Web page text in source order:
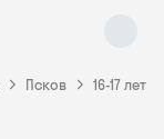
Псков 16-17 лет